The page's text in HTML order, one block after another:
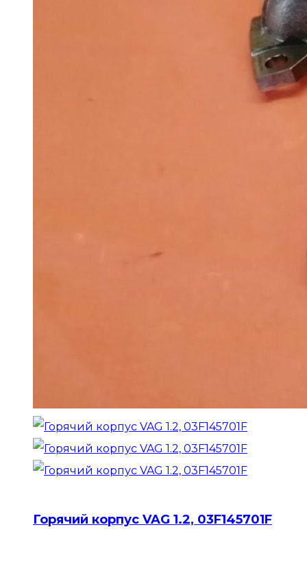
Горячий корпус VAG 1.2, 03F145701F